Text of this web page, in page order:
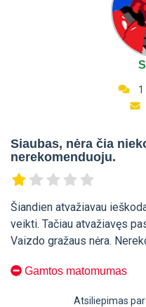
Siaubas, nėra čia
nerekomenduoju.
Šiandien atvažiavau
veikti. Tačiau atvažiavęs
Vaizdo gražaus nėra.
Gamtos matomumas
Atsiliepimas